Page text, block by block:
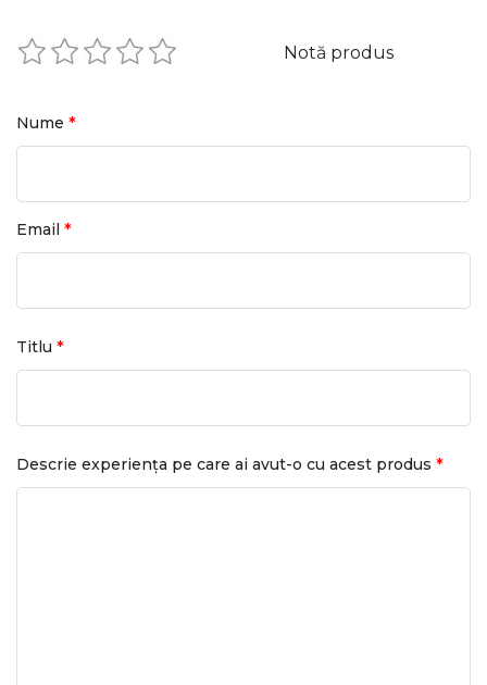
Notă produs
Nume *
Email *
Titlu *
Descrie experiența pe care ai avut-o cu acest produs *